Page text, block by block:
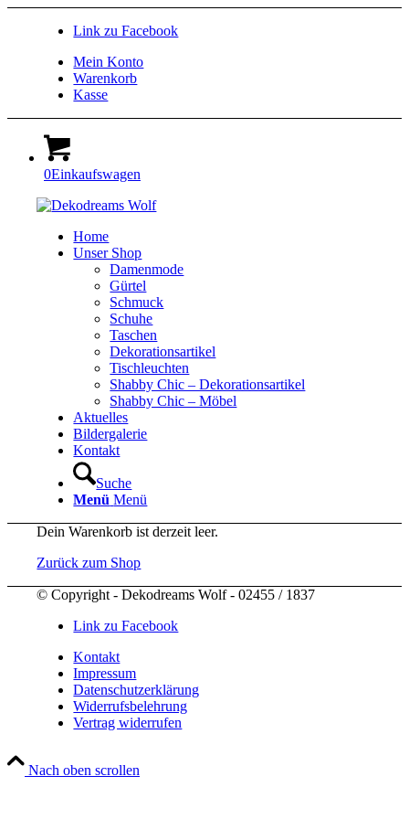
Link zu Facebook
Mein Konto
Warenkorb
Kasse
0Einkaufswagen
Home
Unser Shop
Damenmode
Gürtel
Schmuck
Schuhe
Taschen
Dekorationsartikel
Tischleuchten
Shabby Chic – Dekorationsartikel
Shabby Chic – Möbel
Aktuelles
Bildergalerie
Kontakt
Suche
Menü Menü
Dein Warenkorb ist derzeit leer.
Zurück zum Shop
© Copyright - Dekodreams Wolf - 02455 / 1837
Link zu Facebook
Kontakt
Impressum
Datenschutzerklärung
Widerrufsbelehrung
Vertrag widerrufen
Nach oben scrollen